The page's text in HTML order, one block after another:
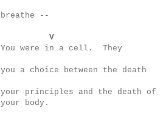
breathe --
V
You were in a cell.
They
you a choice between the death
your principles and the death of
your body.